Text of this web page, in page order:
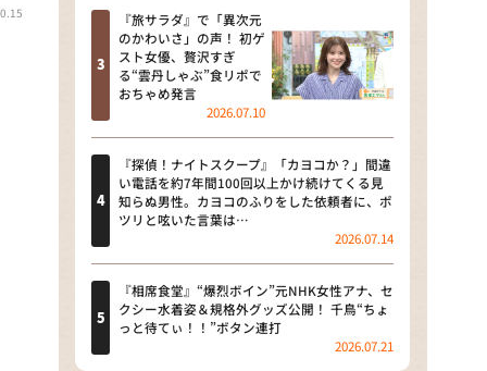
本日はダイアンなり！シーズン２
朝だ！生です旅サラダ
教えて！ニュースライブ 正義の
ミカタ
ＬＩＦＥ～夢のカタチ～
新婚さんいらっしゃい！
ポツンと一軒家
ザキ山小屋本館
『旅サラダ』で「異次元
のかわいさ」の声！ 初ゲ
スト女優、贅沢すぎ
る“雲丹しゃぶ”食リポで
おちゃめ発言
2026.07.10
『探偵！ナイトスクープ』「カヨコか？」間違
い電話を約7年間100回以上かけ続けてくる見
知らぬ男性。カヨコのふりをした依頼者に、ポ
ツリと呟いた言葉は…
2026.07.14
『相席食堂』“爆烈ボイン”元NHK女性アナ、セ
クシー水着姿＆規格外グッズ公開！ 千鳥“ちょ
っと待てぃ！！”ボタン連打
2026.07.21